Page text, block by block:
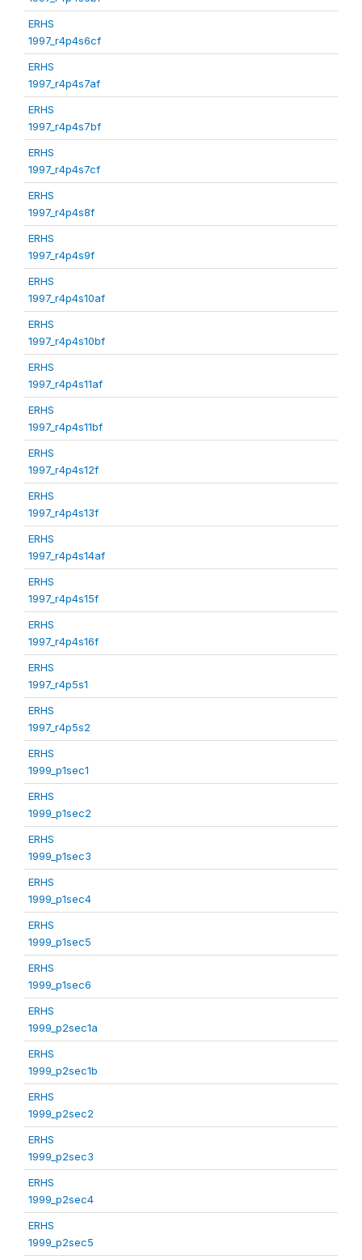
ERHS
1997_r4p4s6cf
ERHS
1997_r4p4s7af
ERHS
1997_r4p4s7bf
ERHS
1997_r4p4s7cf
ERHS
1997_r4p4s8f
ERHS
1997_r4p4s9f
ERHS
1997_r4p4s10af
ERHS
1997_r4p4s10bf
ERHS
1997_r4p4s11af
ERHS
1997_r4p4s11bf
ERHS
1997_r4p4s12f
ERHS
1997_r4p4s13f
ERHS
1997_r4p4s14af
ERHS
1997_r4p4s15f
ERHS
1997_r4p4s16f
ERHS
1997_r4p5s1
ERHS
1997_r4p5s2
ERHS
1999_p1sec1
ERHS
1999_p1sec2
ERHS
1999_p1sec3
ERHS
1999_p1sec4
ERHS
1999_p1sec5
ERHS
1999_p1sec6
ERHS
1999_p2sec1a
ERHS
1999_p2sec1b
ERHS
1999_p2sec2
ERHS
1999_p2sec3
ERHS
1999_p2sec4
ERHS
1999_p2sec5